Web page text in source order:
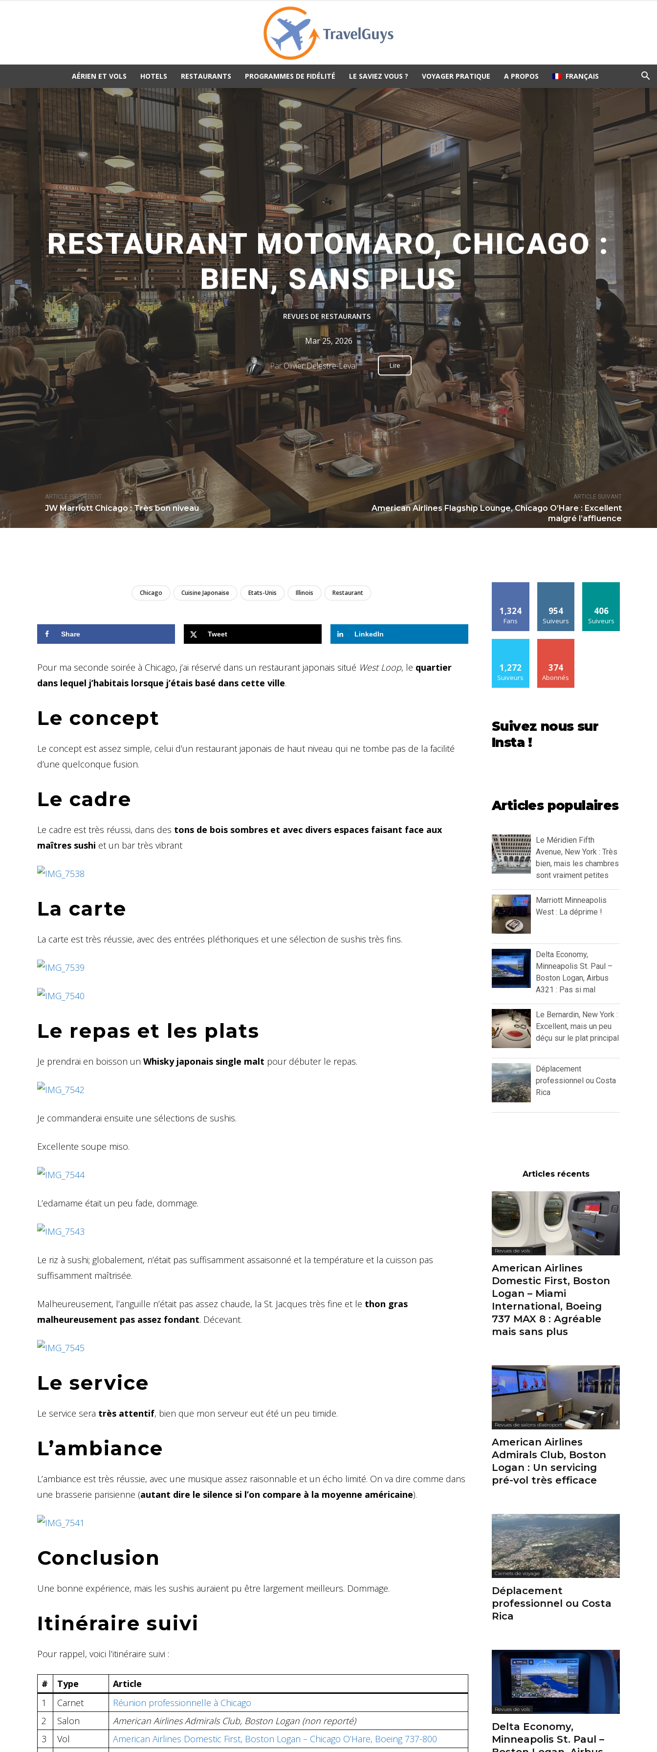
TravelGuys
AÉRIEN ET VOLS HOTELS RESTAURANTS PROGRAMMES DE FIDÉLITÉ LE SAVIEZ VOUS ? VOYAGER PRATIQUE A PROPOS FRANÇAIS
ARTICLE PRÉCÉDENT
JW Marriott Chicago : Très bon niveau
ARTICLE SUIVANT
American Airlines Flagship Lounge, Chicago O’Hare : Excellent
malgré l’affluence
RESTAURANT MOTOMARO, CHICAGO :
BIEN, SANS PLUS
REVUES DE RESTAURANTS
Mar 25, 2026
ParOlivier Delestre-Levai Lire
Chicago Cuisine Japonaise Etats-Unis Illinois Restaurant
Share Tweet LinkedIn
Pour ma seconde soirée à Chicago, j’ai réservé dans un restaurant japonais situé West Loop, le quartier
dans lequel j’habitais lorsque j’étais basé dans cette ville.
Le concept
Le concept est assez simple, celui d’un restaurant japonais de haut niveau qui ne tombe pas de la facilité
d’une quelconque fusion.
Le cadre
Le cadre est très réussi, dans des tons de bois sombres et avec divers espaces faisant face aux
maîtres sushi et un bar très vibrant
La carte
La carte est très réussie, avec des entrées pléthoriques et une sélection de sushis très fins.
Le repas et les plats
Je prendrai en boisson un Whisky japonais single malt pour débuter le repas.
Je commanderai ensuite une sélections de sushis.
Excellente soupe miso.
L’edamame était un peu fade, dommage.
Le riz à sushi; globalement, n’était pas suffisamment assaisonné et la température et la cuisson pas
suffisamment maîtrisée.
Malheureusement, l’anguille n’était pas assez chaude, la St. Jacques très fine et le thon gras
malheureusement pas assez fondant. Décevant.
Le service
Le service sera très attentif, bien que mon serveur eut été un peu timide.
L’ambiance
L’ambiance est très réussie, avec une musique assez raisonnable et un écho limité. On va dire comme dans
une brasserie parisienne (autant dire le silence si l’on compare à la moyenne américaine).
Conclusion
Une bonne expérience, mais les sushis auraient pu être largement meilleurs. Dommage.
Itinéraire suivi
Pour rappel, voici l’itinéraire suivi :
# Type
Article
1
Carnet
Réunion professionnelle à Chicago
2
Salon
American Airlines Admirals Club, Boston Logan (non reporté)
3
Vol
American Airlines Domestic First, Boston Logan – Chicago O’Hare, Boeing 737-800
1,324
Fans
954
Suiveurs
406
Suiveurs
1,272
Suiveurs
374
Abonnés
Suivez nous sur
Insta !
Articles populaires
Le Méridien Fifth
Avenue, New York : Très
bien, mais les chambres
sont vraiment petites
Marriott Minneapolis
West : La déprime !
Delta Economy,
Minneapolis St. Paul –
Boston Logan, Airbus
A321 : Pas si mal
Le Bernardin, New York :
Excellent, mais un peu
déçu sur le plat principal
Déplacement
professionnel ou Costa
Rica
Articles récents
Revues de vols
American Airlines
Domestic First, Boston
Logan – Miami
International, Boeing
737 MAX 8 : Agréable
mais sans plus
Revues de salons d'aéroport
American Airlines
Admirals Club, Boston
Logan : Un servicing
pré-vol très efficace
Carnets de voyage
Déplacement
professionnel ou Costa
Rica
Revues de vols
Delta Economy,
Minneapolis St. Paul –